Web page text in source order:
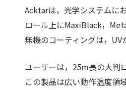
Acktarは，光学システムに
ロール上にMaxiBlack，
無機のコーティングは，UV
ユーザーは，25m長の大判
この製品は広い動作温度領